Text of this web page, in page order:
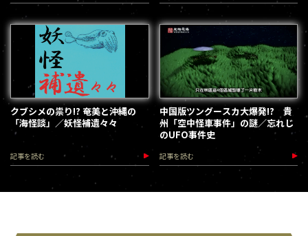
クブシメの祟り!? 奄美と沖縄の
「海怪談」／妖怪補遺々々
記事を読む
中国版ツングースカ大爆発!? 貴
州「空中怪車事件」の謎／忘れじ
のUFO事件史
記事を読む